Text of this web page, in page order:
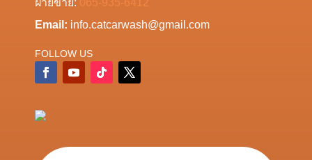
ฝ่ายขาย: 065-935-6412
Email: info.catcarwash@gmail.com
FOLLOW US